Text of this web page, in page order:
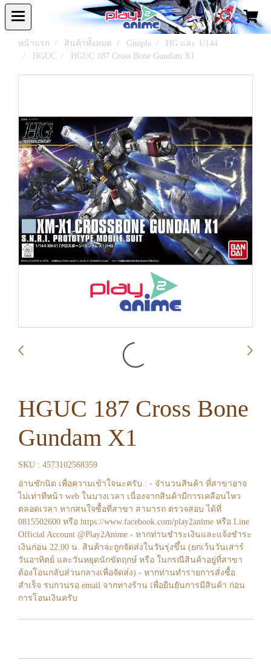
หน้าแรก สินค้าทั้งหมด Gunpla
HG และ 1/144
HGUC
HGUC 187 Cross Bone Gundam X1
HGUC 187 Cross Bone
Gundam X1
SKU : 4573102568359
อ่านซักนิด เพื่อความเข้าใจนะครับ : - จำนวนสินค้า ที่สาขาอาจ
ไม่เท่าทีหน้า web ในบางเวลา เนื่องจากสินค้ามีการเคลือนไหว
ตลอดเวลา หากสนใจซื้อที่สาขา สามารถ ตรวจสอบ ได้ที่
0815502600 หรือ https://www.facebook.com/play2anime หรือ Line
Official Account @Play2Anime - หากท่านชำระเงินและแจ้งชำระ
เงินก่อน 22.00 น. สินค้าจะถูกจัดส่งในวันรุ่งขึ้น (ยกเว้นวันเสาร์
วันอาทิตย์ และวันหยุดนักขัตฤกษ์ หรือ ในกรณีสินค้าอยู่ที่สาขา
ต้องโอนกลับส่วนกลางเพื่อจัดส่ง) - หากท่านทำรายการสั่งซื้อ
สำเร็จ รบกวนรอ email จากทางร้าน เพื่อยืนยันการมีสินค้า ก่อน
การโอนเงินครับ